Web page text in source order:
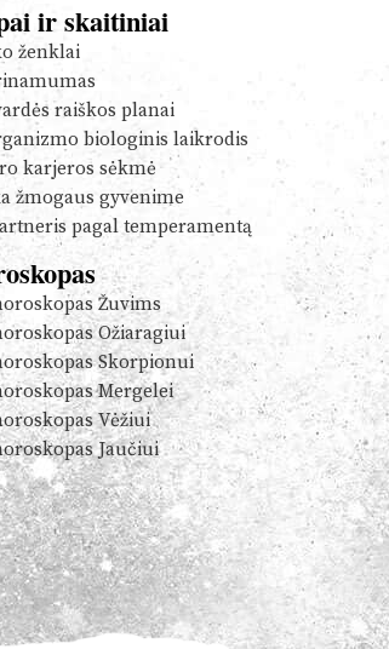
ir skaitiniai
ženklai
raiškos planai
biologinis laikrodis
karjeros sėkmė
žmogaus gyvenime
pagal temperamentą
Žuvims
Ožiaragiui
Skorpionui
Mergelei
Vėžiui
Jaučiui